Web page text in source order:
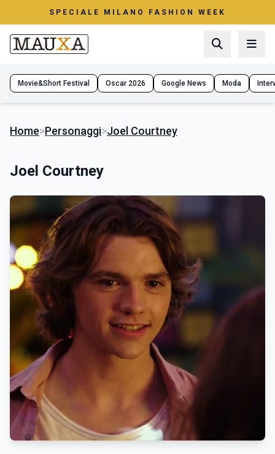
SPECIALE MILANO FASHION WEEK
Movie&Short Festival Oscar 2026 Google News Moda
Home>Personaggi>Joel Courtney
Joel Courtney